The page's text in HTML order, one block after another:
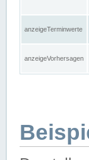
anzeigeTerminwerte
anzeigeVorhersagen